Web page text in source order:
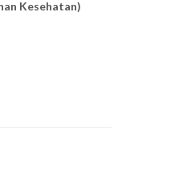
Kesehatan)